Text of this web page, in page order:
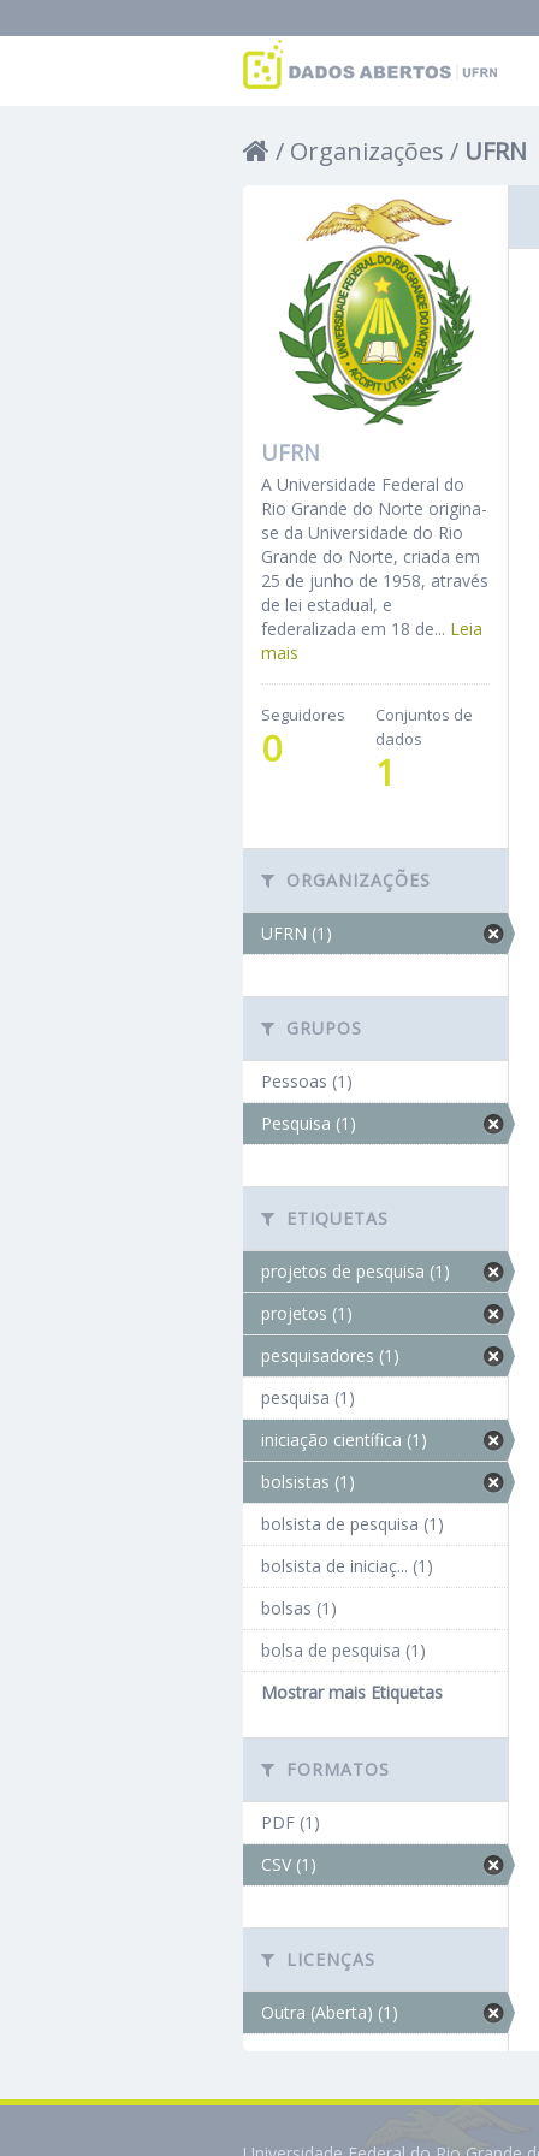
Organizações UFRN
UFRN
A Universidade Federal do
Rio Grande do Norte origina-
se da Universidade do Rio
Grande do Norte, criada em
25 de junho de 1958, através
de lei estadual, e
federalizada em 18 de... Leia
mais
Seguidores
0
Conjuntos de
dados
1
ORGANIZAÇÕES
UFRN (1)
GRUPOS
Pessoas (1)
Pesquisa (1)
ETIQUETAS
projetos de pesquisa (1)
projetos (1)
pesquisadores (1)
pesquisa (1)
iniciação científica (1)
bolsistas (1)
bolsista de pesquisa (1)
bolsista de iniciaç... (1)
bolsas (1)
bolsa de pesquisa (1)
Mostrar mais Etiquetas
FORMATOS
PDF (1)
CSV (1)
LICENÇAS
Outra (Aberta) (1)